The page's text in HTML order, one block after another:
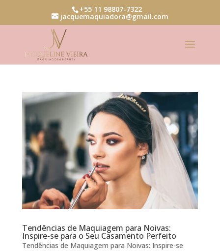
+55 11 98807-7322
jacquemaquiadora@gmail.com
Tendências de Maquiagem para Noivas:
Inspire-se para o Seu Casamento Perfeito
Tendências de Maquiagem para Noivas: Inspire-se